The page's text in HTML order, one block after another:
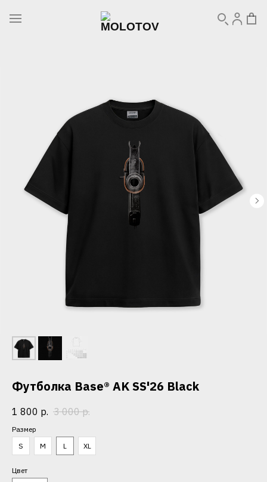
Футболка Base® AK SS'26 Black
1 800 р. 3 000 р.
Размер
S
M L XL
Цвет